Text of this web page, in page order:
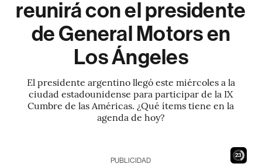
reunirá con el presidente
de General Motors en
Los Ángeles
El presidente argentino llegó este miércoles a la
ciudad estadounidense para participar de la IX
Cumbre de las Américas. ¿Qué ítems tiene en la
agenda de hoy?
22
PUBLICIDAD